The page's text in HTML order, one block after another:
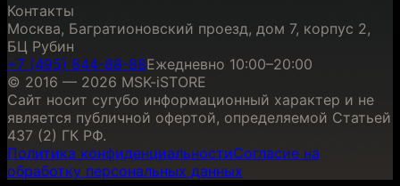
Контакты
Москва, Багратионовский проезд, дом 7, корпус 2,
БЦ Рубин
+7 (495) 844-88-88Ежедневно 10:00–20:00
© 2016 — 2026 MSK-iSTORE
Сайт носит сугубо информационный характер и не
является публичной офертой, определяемой Статьей
437 (2) ГК РФ.
Политика конфиденциальностиСогласие на
обработку персональных данных